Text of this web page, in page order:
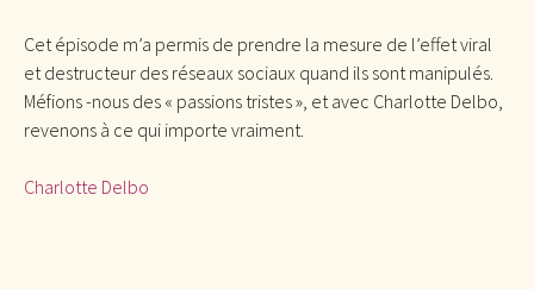
Cet épisode m’a permis de prendre la mesure de l’effet viral
et destructeur des réseaux sociaux quand ils sont manipulés.
Méfions -nous des « passions tristes », et avec Charlotte Delbo,
revenons à ce qui importe vraiment.
Charlotte Delbo